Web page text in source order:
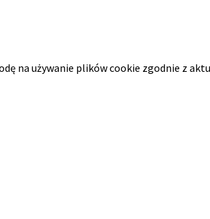
na używanie plików cookie zgodnie z